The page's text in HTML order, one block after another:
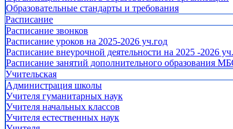
Образовательные стандарты и требования
Расписание
Расписание звонков
Расписание уроков на 2025-2026 уч.год
Расписание внеурочной деятельности на 2025 -2026
Расписание занятий дополнительного
Учительская
Администрация школы
Учителя гуманитарных наук
Учителя начальных классов
Учителя естественных наук